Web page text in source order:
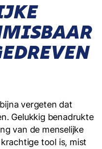
vergeten dat
Gelukkig benadrukte
van de menselijke
tool is, mist